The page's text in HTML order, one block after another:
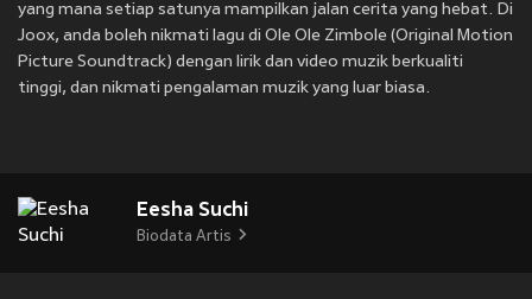
yang mana setiap satunya mampilkan jalan cerita yang hebat. Di
Joox, anda boleh nikmati lagu di Ole Ole Zimbole (Original Motion
Picture Soundtrack) dengan lirik dan video muzik berkualiti
tinggi, dan nikmati pengalaman muzik yang luar biasa.
Eesha Suchi
Biodata Artis